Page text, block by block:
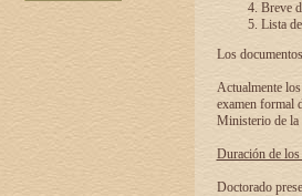
Breve
Lista
Los
Actualmente
examen formal
Ministerio de la
Duración de
Doctorado